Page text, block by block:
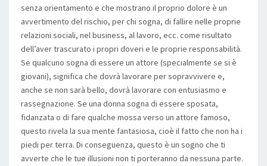
senza orientamento e che mostrano il proprio dolore è un
avvertimento del rischio, per chi sogna, di fallire nelle proprie
relazioni sociali, nel business, al lavoro, ecc. come risultato
dell’aver trascurato i propri doveri e le proprie responsabilità.
Se qualcuno sogna di essere un attore (specialmente se si è
giovani), significa che dovrà lavorare per sopravvivere e,
anche se non sarà bello, dovrà lavorare con entusiasmo e
rassegnazione. Se una donna sogna di essere sposata,
fidanzata o di fare qualche mossa verso un attore famoso,
questo rivela la sua mente fantasiosa, cioè il fatto che non ha i
piedi per terra. Di conseguenza, questo è un sogno che ti
avverte che le tue illusioni non ti porteranno da nessuna parte.